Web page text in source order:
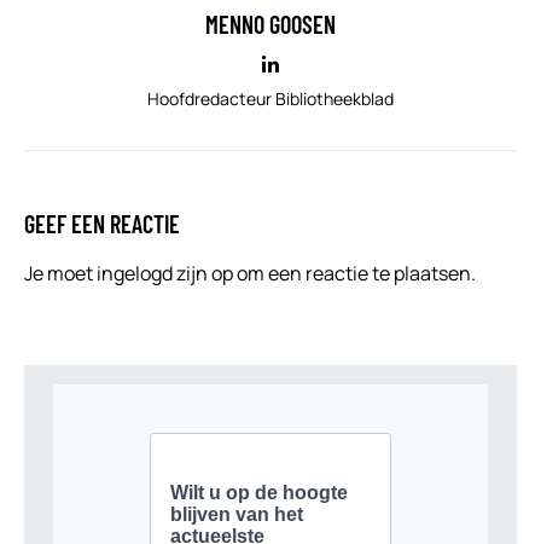
MENNO GOOSEN
Hoofdredacteur Bibliotheekblad
GEEF EEN REACTIE
Je moetingelogd zijn opom een reactie te plaatsen.